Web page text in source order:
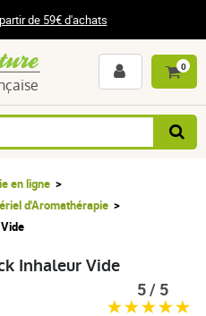
de 59€ d'achats
0
en ligne
d'Aromathérapie
Inhaleur Vide
5 / 5